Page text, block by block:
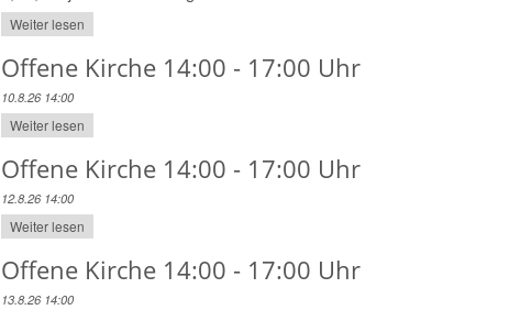
Weiter lesen
Offene Kirche 14:00 - 17:00 Uhr
10.8.26 14:00
Weiter lesen
Offene Kirche 14:00 - 17:00 Uhr
12.8.26 14:00
Weiter lesen
Offene Kirche 14:00 - 17:00 Uhr
13.8.26 14:00